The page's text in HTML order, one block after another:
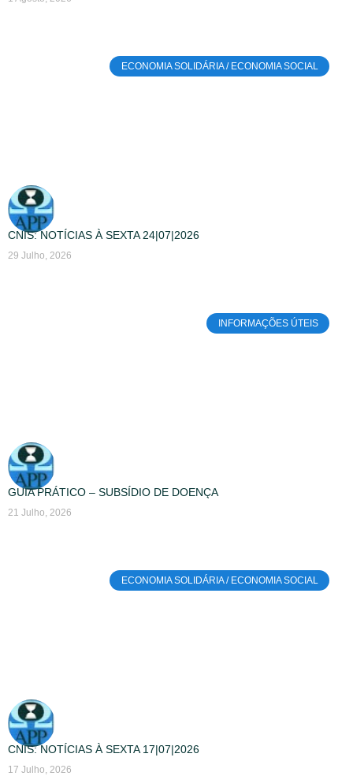
ECONOMIA SOLIDÁRIA / ECONOMIA SOCIAL
CNIS: NOTÍCIAS À SEXTA 24|07|2026
29 Julho, 2026
INFORMAÇÕES ÚTEIS
GUIA PRÁTICO – SUBSÍDIO DE DOENÇA
21 Julho, 2026
ECONOMIA SOLIDÁRIA / ECONOMIA SOCIAL
CNIS: NOTÍCIAS À SEXTA 17|07|2026
17 Julho, 2026